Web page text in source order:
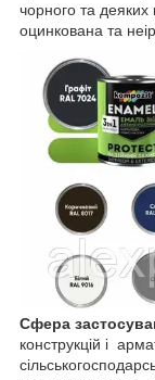
чорного та деяких
оцинкована та
Сфера
конструкцій і